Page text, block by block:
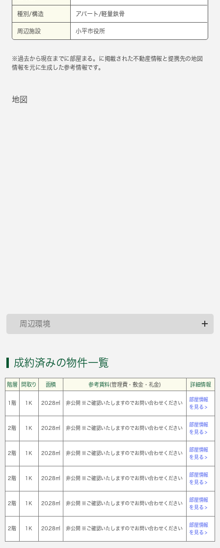
種別/構造 アパート/軽量鉄骨
周辺施設 小平市役所
※過去から現在までに部屋まる。に掲載された不動産情報と提携先の地図
情報を元に生成した参考情報です。
地図
周辺環境
成約済みの物件一覧
階層 間取り 面積 参考賃料(管理費・敷金・礼金) 詳細情報
1階 1Ｋ 20.28㎡ 非公開 ※ご確認いたしますのでお問い合わせください
部屋情報
を見る >
2階 1Ｋ 20.28㎡ 非公開 ※ご確認いたしますのでお問い合わせください
部屋情報
を見る >
2階 1Ｋ 20.28㎡ 非公開 ※ご確認いたしますのでお問い合わせください
部屋情報
を見る >
2階 1Ｋ 20.28㎡ 非公開 ※ご確認いたしますのでお問い合わせください
部屋情報
を見る >
2階 1Ｋ 20.28㎡ 非公開 ※ご確認いたしますのでお問い合わせください
部屋情報
を見る >
2階 1Ｋ 20.28㎡ 非公開 ※ご確認いたしますのでお問い合わせください
部屋情報
を見る >